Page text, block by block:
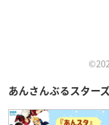
あんさんぶるスター